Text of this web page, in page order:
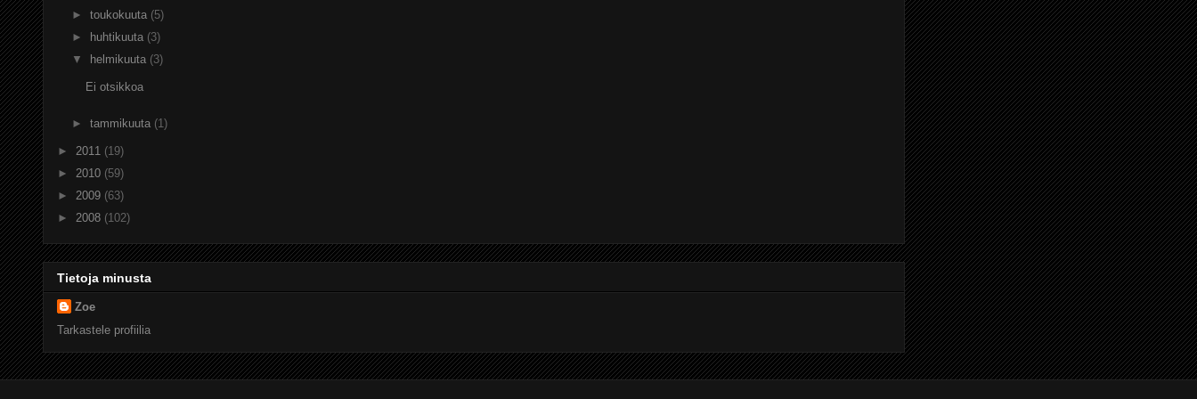
► toukokuuta (5)
►
huhtikuuta (3)
▼
helmikuuta (3)
Ei otsikkoa
► tammikuuta (1)
► 2011 (19)
► 2010 (59)
► 2009 (63)
► 2008 (102)
Tietoja minusta
Zoe
Tarkastele profiilia